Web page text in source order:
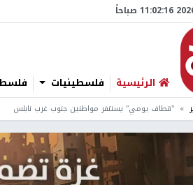
الرئيسية فلسطينيات
"قطاف يومي" يستنفر مواطنين جنوب غرب نابلس